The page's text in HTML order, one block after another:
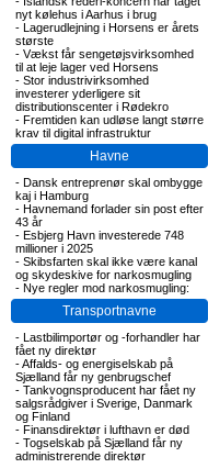
nyt kølehus i Aarhus i brug
- Lagerudlejning i Horsens er årets
største
- Vækst får sengetøjsvirksomhed
til at leje lager ved Horsens
- Stor industrivirksomhed
investerer yderligere sit
distributionscenter i Rødekro
- Fremtiden kan udløse langt større
krav til digital infrastruktur
Havne
- Dansk entreprenør skal ombygge
kaj i Hamburg
- Havnemand forlader sin post efter
43 år
- Esbjerg Havn investerede 748
millioner i 2025
- Skibsfarten skal ikke være kanal
og skydeskive for narkosmugling
- Nye regler mod narkosmugling:
Transportnavne
- Lastbilimportør og -forhandler har
fået ny direktør
-Affalds- og energiselskab på
Sjælland får ny genbrugschef
- Tankvognsproducent har fået ny
salgsrådgiver i Sverige, Danmark
og Finland
- Finansdirektør i lufthavn er død
- Togselskab på Sjælland får ny
administrerende direktør